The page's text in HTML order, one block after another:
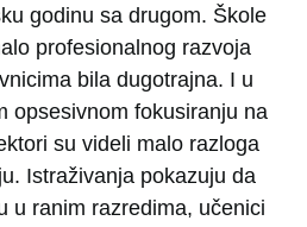
godinu sa drugom. Škole
profesionalnog razvoja
bila dugotrajna. I u
opsesivnom fokusiranju na
su videli malo razloga
Istraživanja pokazuju da
u ranim razredima, učenici